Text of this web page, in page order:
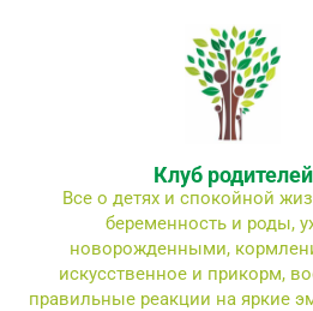
Клуб родителей
Все о детях и спокойной
беременность и роды,
новорожденными,
искусственное и прикорм,
правильные реакции на яркие